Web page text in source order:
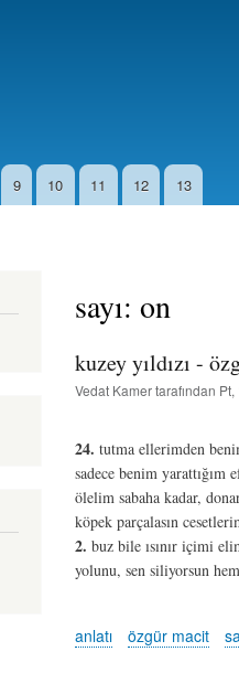
9 10 11 12 13
sayı: on
kuzey yıldızı -
Vedat Kamertarafından
24. tutma ellerimden
sadece benim
ölelim sabaha kadar,
köpek parçalasın
2. buz bile ısınır içimi
yolunu, sen siliyorsun
anlatı özgür macit